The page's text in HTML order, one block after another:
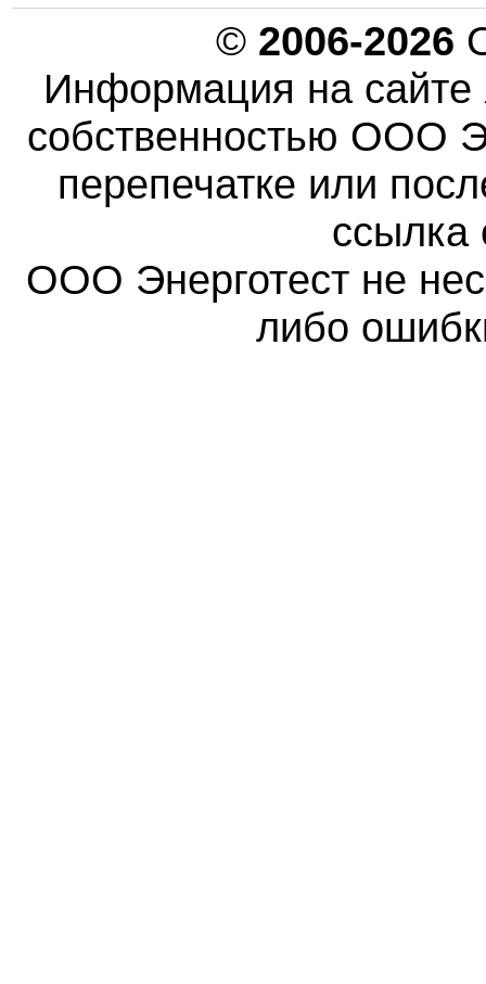
© 2006-2026
Информация на сайте
собственностью ООО
перепечатке или
ссылка
ООО Энерготест не
либо